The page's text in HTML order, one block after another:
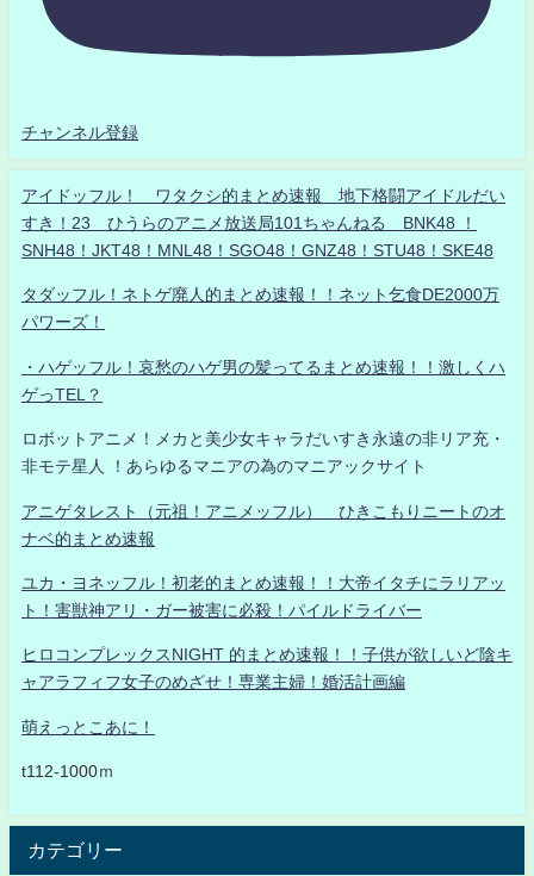
チャンネル登録
アイドッフル！ ワタクシ的まとめ速報 地下格闘アイドルだい
すき！23 ひうらのアニメ放送局101ちゃんねる BNK48 ！
SNH48！JKT48！MNL48！SGO48！GNZ48！STU48！SKE48
タダッフル！ネトゲ廃人的まとめ速報！！ネット乞食DE2000万
パワーズ！
・ハゲッフル！哀愁のハゲ男の髪ってるまとめ速報！！激しくハ
ゲっTEL？
ロボットアニメ！メカと美少女キャラだいすき永遠の非リア充・
非モテ星人 ！あらゆるマニアの為のマニアックサイト
アニゲタレスト（元祖！アニメッフル） ひきこもりニートのオ
ナベ的まとめ速報
ユカ・ヨネッフル！初老的まとめ速報！！大帝イタチにラリアッ
ト！害獣神アリ・ガー被害に必殺！パイルドライバー
ヒロコンプレックスNIGHT 的まとめ速報！！子供が欲しいど陰キ
ャアラフィフ女子のめざせ！専業主婦！婚活計画編
萌えっとこあに！
t112-1000ｍ
カテゴリー